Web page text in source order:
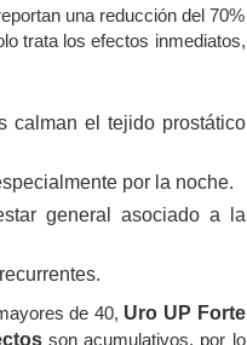
una reducción del 70%
trata los efectos inmediatos,
calman el tejido prostático
por la noche.
general asociado a la
de 40, Uro UP Forte
son acumulativos, por lo